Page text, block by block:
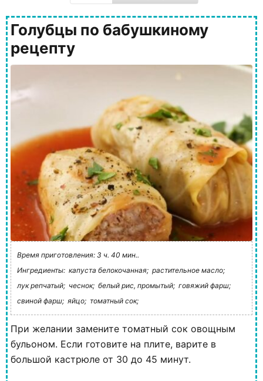
Голубцы по бабушкиному
рецепту
Время приготовления: 3 ч. 40 мин..
Ингредиенты: капуста белокочанная; растительное масло;
лук репчатый; чеснок; белый рис, промытый; говяжий фарш;
свиной фарш; яйцо; томатный сок;
При желании замените томатный сок овощным
бульоном. Если готовите на плите, варите в
большой кастрюле от 30 до 45 минут.